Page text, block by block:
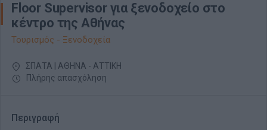
Floor Supervisor για ξενοδοχείο στο
κέντρο της Αθήνας
Τουρισμός - Ξενοδοχεία
ΣΠΑΤΑ | ΑΘΗΝΑ - ΑΤΤΙΚΗ
Πλήρης απασχόληση
Περιγραφή